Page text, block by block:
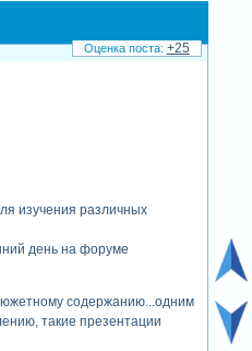
изучения различных
день на форуме
содержанию...одним
такие презентации
+25